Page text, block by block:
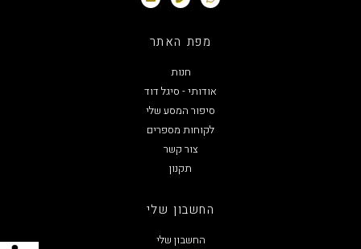
מפת האתר
חנות
אודותי - סיגל דוד
סיפור המסע שלי
לקוחות מספרים
צור קשר
תקנון
החשבון שלי
החשבון שלי